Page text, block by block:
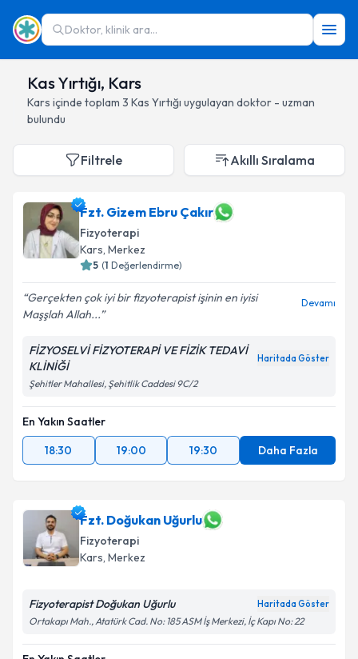
Doktor, klinik ara...
Kas Yırtığı, Kars
Kars içinde toplam 3 Kas Yırtığı uygulayan doktor - uzman
bulundu
Filtrele Akıllı Sıralama
Fzt. Gizem Ebru Çakır
Fizyoterapi
Kars, Merkez
5 (1 Değerlendirme)
Gerçekten çok iyi bir fizyoterapist işinin en iyisi
Maşşlah Allah...
Devamı
FİZYOSELVİ FİZYOTERAPİ VE FİZİK TEDAVİ
KLİNİĞİ
Haritada Göster
Şehitler Mahallesi, Şehitlik Caddesi 9C/2
En Yakın Saatler
18:30
19:00 19:30 Daha Fazla
Fzt. Doğukan Uğurlu
Fizyoterapi
Kars, Merkez
Fizyoterapist Doğukan Uğurlu Haritada Göster
Ortakapı Mah., Atatürk Cad. No: 185 ASM İş Merkezi, İç Kapı No: 22